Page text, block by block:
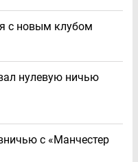
с новым клубом
нулевую ничью
с «Манчестер